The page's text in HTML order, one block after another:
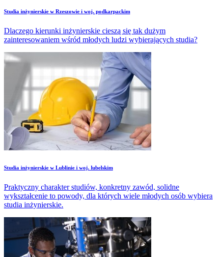
Studia inżynierskie w Rzeszowie i woj. podkarpackim
Dlaczego kierunki inżynierskie cieszą się tak dużym
zainteresowaniem wśród młodych ludzi wybierających studia?
Studia inżynierskie w Lublinie i woj. lubelskim
Praktyczny charakter studiów, konkretny zawód, solidne
wykształcenie to powody, dla których wiele młodych osób wybiera
studia inżynierskie.